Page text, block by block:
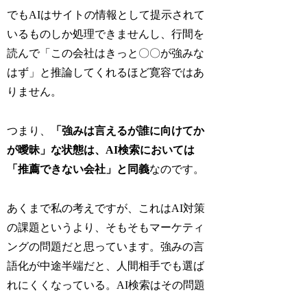
でもAIはサイトの情報として提示されて
いるものしか処理できませんし、行間を
読んで「この会社はきっと〇〇が強みな
はず」と推論してくれるほど寛容ではあ
りません。
つまり、
「強みは言えるが誰に向けてか
が曖昧」な状態は、AI検索においては
「推薦できない会社」と同義なのです。
あくまで私の考えですが、これはAI対策
の課題というより、そもそもマーケティ
ングの問題だと思っています。強みの言
語化が中途半端だと、人間相手でも選ば
れにくくなっている。AI検索はその問題